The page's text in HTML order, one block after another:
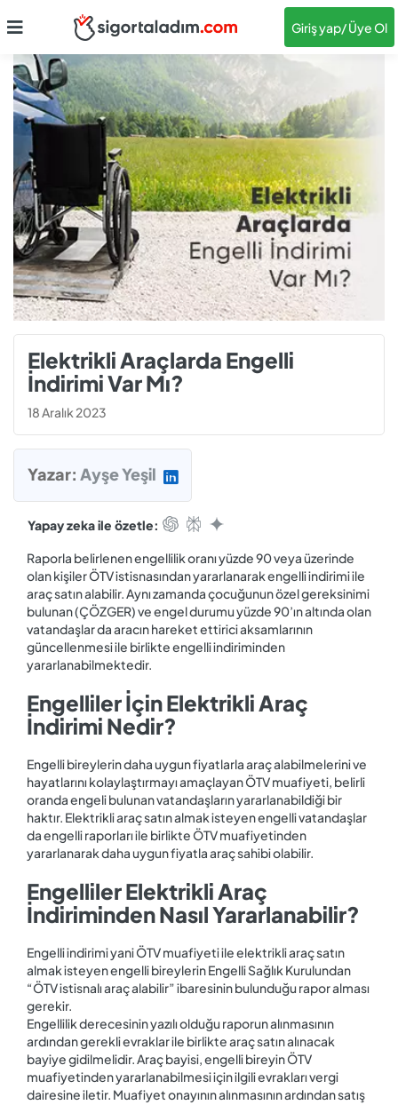
Giriş yap/ Üye Ol
Elektrikli Araçlarda Engelli
İndirimi Var Mı?
18 Aralık 2023
Yazar: Ayşe Yeşil
Yapay zeka ile özetle:
Raporla belirlenen engellilik oranı yüzde 90 veya üzerinde
olan kişiler ÖTV istisnasından yararlanarak engelli indirimi ile
araç satın alabilir. Aynı zamanda çocuğunun özel gereksinimi
bulunan (ÇÖZGER) ve engel durumu yüzde 90’ın altında olan
vatandaşlar da aracın hareket ettirici aksamlarının
güncellenmesi ile birlikte engelli indiriminden
yararlanabilmektedir.
Engelliler İçin Elektrikli Araç
İndirimi Nedir?
Engelli bireylerin daha uygun fiyatlarla araç alabilmelerini ve
hayatlarını kolaylaştırmayı amaçlayan ÖTV muafiyeti, belirli
oranda engeli bulunan vatandaşların yararlanabildiği bir
haktır. Elektrikli araç satın almak isteyen engelli vatandaşlar
da engelli raporları ile birlikte ÖTV muafiyetinden
yararlanarak daha uygun fiyatla araç sahibi olabilir.
Engelliler Elektrikli Araç
İndiriminden Nasıl Yararlanabilir?
Engelli indirimi yani ÖTV muafiyeti ile elektrikli araç satın
almak isteyen engelli bireylerin Engelli Sağlık Kurulundan
“ÖTV istisnalı araç alabilir” ibaresinin bulunduğu rapor alması
gerekir.
Engellilik derecesinin yazılı olduğu raporun alınmasının
ardından gerekli evraklar ile birlikte araç satın alınacak
bayiye gidilmelidir. Araç bayisi, engelli bireyin ÖTV
muafiyetinden yararlanabilmesi için ilgili evrakları vergi
dairesine iletir. Muafiyet onayının alınmasının ardından satış